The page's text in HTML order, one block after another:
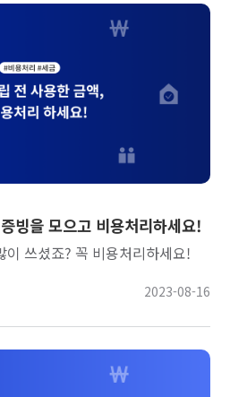
빙을 모으고 비용처리하세요!
이 쓰셨죠? 꼭 비용처리하세요!
2023-08-16